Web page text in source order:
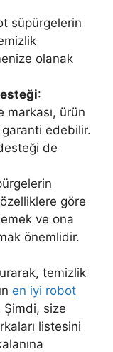
süpürgelerin
olanak
:
markası, ürün
garanti edebilir.
de
göre
ve ona
önemlidir.
temizlik
en iyi robot
Şimdi, size
listesini